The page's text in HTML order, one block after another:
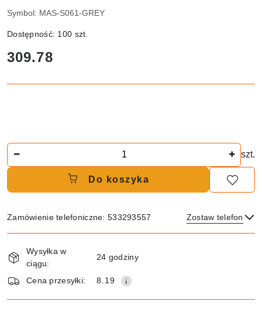
Symbol: MAS-S061-GREY
Dostępność: 100 szt.
cena:
309.78
szt.
Do koszyka
Zamówienie telefoniczne: 533293557 Zostaw telefon
Dostępność
i
dostawa
Wysyłka w
ciągu:
24 godziny
Cena przesyłki: 8.19